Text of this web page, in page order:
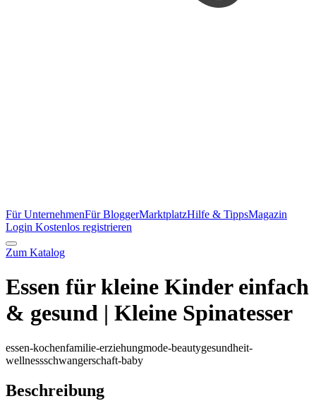
Für UnternehmenFür BloggerMarktplatzHilfe & TippsMagazin
Login Kostenlos registrieren
Zum Katalog
Essen für kleine Kinder einfach
& gesund | Kleine Spinatesser
essen-kochenfamilie-erziehungmode-beautygesundheit-
wellnessschwangerschaft-baby
Beschreibung